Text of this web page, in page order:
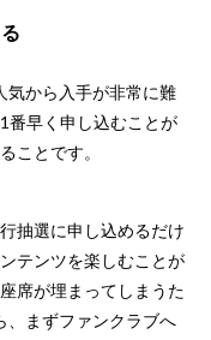
気から入手が非常に難
番早く申し込むことが
ことです。
抽選に申し込めるだけ
テンツを楽しむことが
席が埋まってしまうた
、まずファンクラブへ